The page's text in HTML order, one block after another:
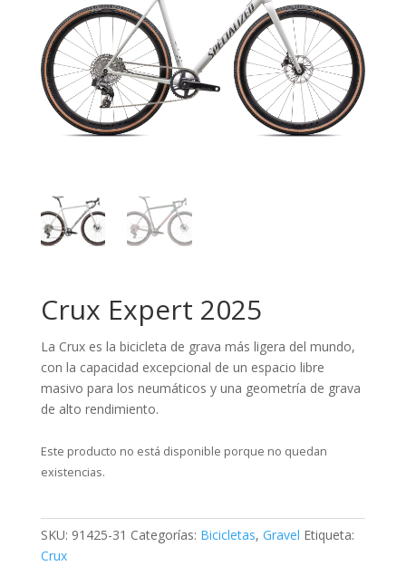
Crux Expert 2025
La Crux es la bicicleta de grava más ligera del mundo,
con la capacidad excepcional de un espacio libre
masivo para los neumáticos y una geometría de grava
de alto rendimiento.
Este producto no está disponible porque no quedan
existencias.
SKU: 91425-31 Categorías: Bicicletas, Gravel Etiqueta:
Crux